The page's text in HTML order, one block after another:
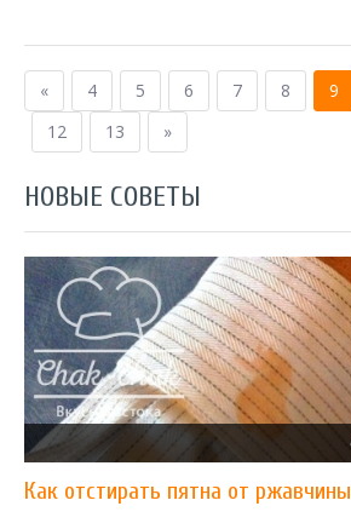
« 4 5 6 7 8 9
12
13 »
НОВЫЕ СОВЕТЫ
Как отстирать пятна от ржавчины